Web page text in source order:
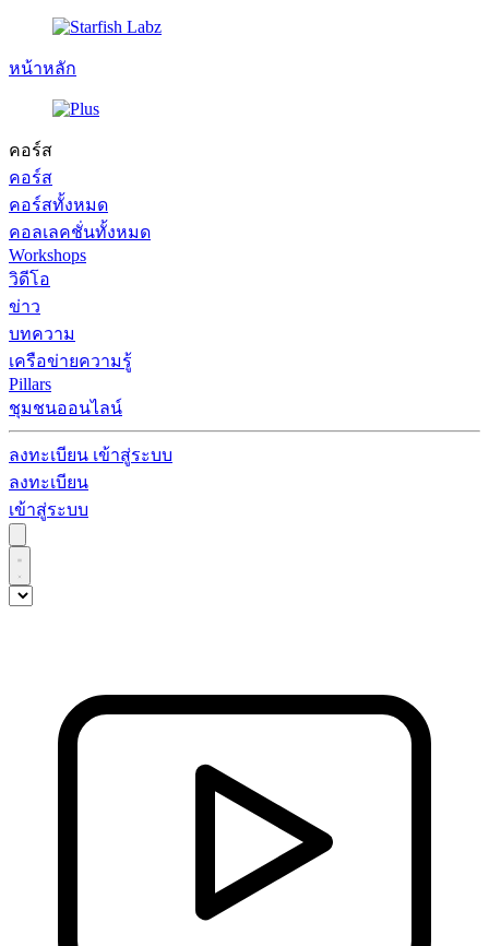
หน้าหลัก
คอร์ส
คอร์ส
คอร์สทั้งหมด
คอลเลคชั่นทั้งหมด
Workshops
วิดีโอ
ข่าว
บทความ
เครือข่ายความรู้
Pillars
ชุมชนออนไลน์
ลงทะเบียน เข้าสู่ระบบ
ลงทะเบียน
เข้าสู่ระบบ